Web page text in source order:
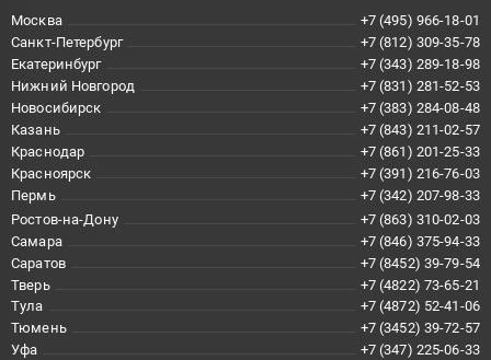
Москва
+7 (495) 966-18-01
Санкт-Петербург
+7 (812) 309-35-78
Екатеринбург
+7 (343) 289-18-98
Нижний Новгород
+7 (831) 281-52-53
Новосибирск
+7 (383) 284-08-48
Казань
+7 (843) 211-02-57
Краснодар
+7 (861) 201-25-33
Красноярск
+7 (391) 216-76-03
Пермь
+7 (342) 207-98-33
Ростов-на-Дону
+7 (863) 310-02-03
Самара
+7 (846) 375-94-33
Саратов
+7 (8452) 39-79-54
Тверь
+7 (4822) 73-65-21
Тула
+7 (4872) 52-41-06
Тюмень
+7 (3452) 39-72-57
Уфа
+7 (347) 225-06-33